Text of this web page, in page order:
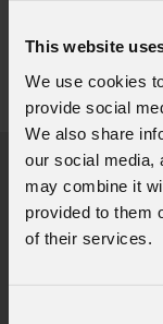
This website
We use cookies
provide social
We also share
our social media,
may combine it
provided to them
of their services.
Richiesta
Nome*